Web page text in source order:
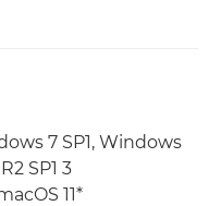
7 SP1, Windows
SP1 3
11*